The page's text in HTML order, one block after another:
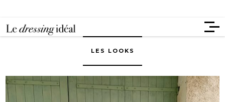
LES LOOKS